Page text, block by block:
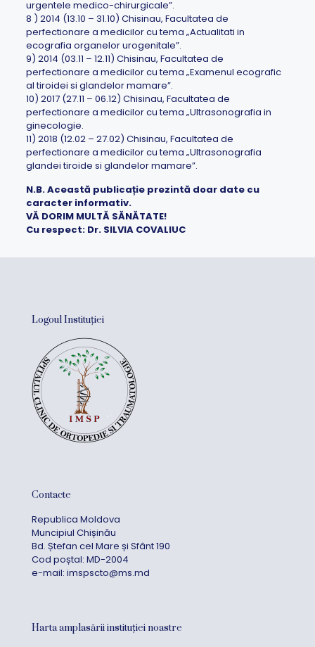
urgentele medico-chirurgicale”.
8 ) 2014 (13.10 – 31.10) Chisinau, Facultatea de
perfectionare a medicilor cu tema „Actualitati in
ecografia organelor urogenitale”.
9) 2014 (03.11 – 12.11) Chisinau, Facultatea de
perfectionare a medicilor cu tema „Examenul ecografic
al tiroidei si glandelor mamare”.
10) 2017 (27.11 – 06.12) Chisinau, Facultatea de
perfectionare a medicilor cu tema „Ultrasonografia in
ginecologie.
11) 2018 (12.02 – 27.02) Chisinau, Facultatea de
perfectionare a medicilor cu tema „Ultrasonografia
glandei tiroide si glandelor mamare”.
N.B. Această publicație prezintă doar date cu
caracter informativ.
VĂ DORIM MULTĂ SĂNĂTATE!
Cu respect: Dr. SILVIA COVALIUC
Logoul Instituției
Contacte
Republica Moldova
Muncipiul Chișinău
Bd. Ștefan cel Mare și Sfânt 190
Cod poștal: MD-2004
e-mail: imspscto@ms.md
Harta amplasării instituției noastre